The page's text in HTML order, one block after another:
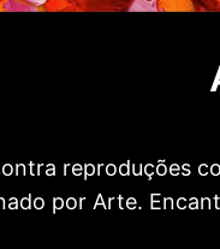
reproduções
por Arte.